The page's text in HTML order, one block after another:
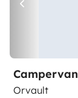
Campervan
Orvault